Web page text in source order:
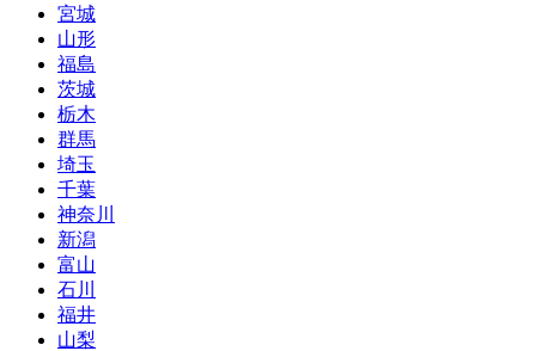
宮城
山形
福島
茨城
栃木
群馬
埼玉
千葉
神奈川
新潟
富山
石川
福井
山梨